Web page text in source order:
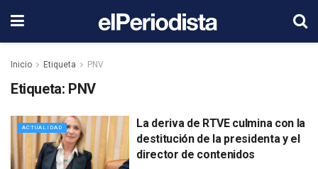
Inicio Etiqueta PNV
Etiqueta: PNV
ACTUALIDAD
La deriva de RTVE culmina con la
destitución de la presidenta y el
director de contenidos